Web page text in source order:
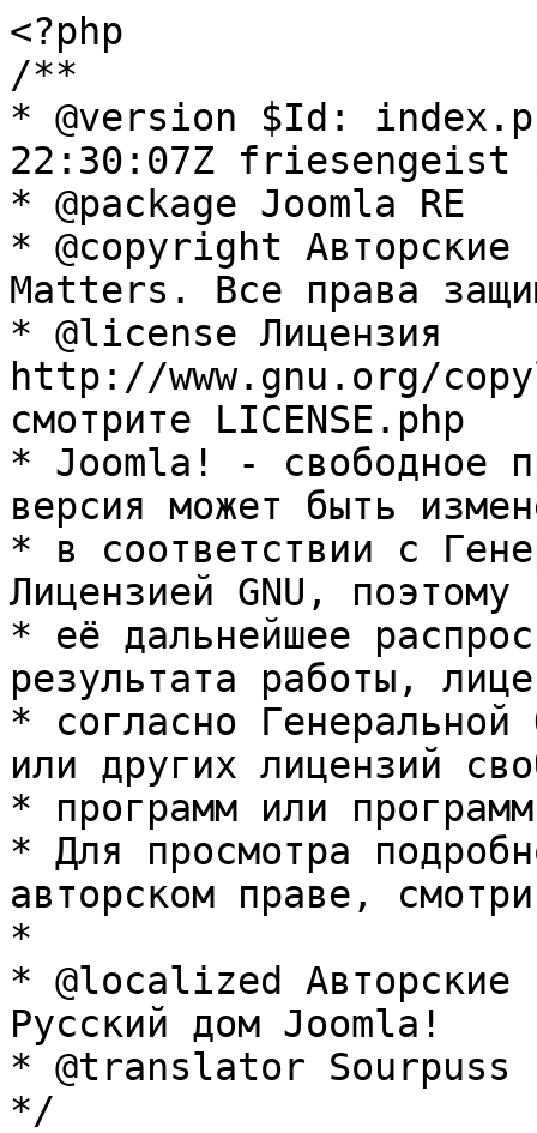
<?php
/**
* @version $Id:
22:30:07Z friesengeist
* @package Joomla RE
* @copyright Авторские
Matters. Все права
* @license Лицензия
http://www.gnu.org/
смотрите LICENSE.php
* Joomla! - свободное
версия может быть
* в соответствии с
Лицензией GNU, поэтому
* её дальнейшее
результата работы,
* согласно Генеральной
или других лицензий
* программ или
* Для просмотра
авторском праве,
*
* @localized Авторские
Русский дом Joomla!
* @translator Sourpuss
*/